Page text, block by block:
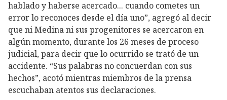
hablado y haberse acercado... cuando cometes un
error lo reconoces desde el día uno”, agregó al decir
que ni Medina ni sus progenitores se acercaron en
algún momento, durante los 26 meses de proceso
judicial, para decir que lo ocurrido se trató de un
accidente. “Sus palabras no concuerdan con sus
hechos”, acotó mientras miembros de la prensa
escuchaban atentos sus declaraciones.